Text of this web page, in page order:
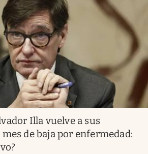
Illa vuelve a sus
de baja por enfermedad: